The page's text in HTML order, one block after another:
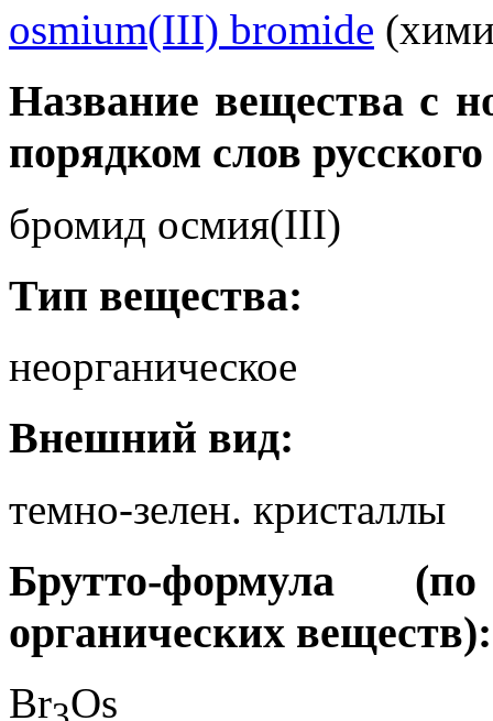
osmium(III) bromide
Название вещества с
порядком слов
бромид осмия(III)
Тип вещества:
неорганическое
Внешний вид:
темно-зелен. кристаллы
Брутто-формула
органических веществ):
Br Os